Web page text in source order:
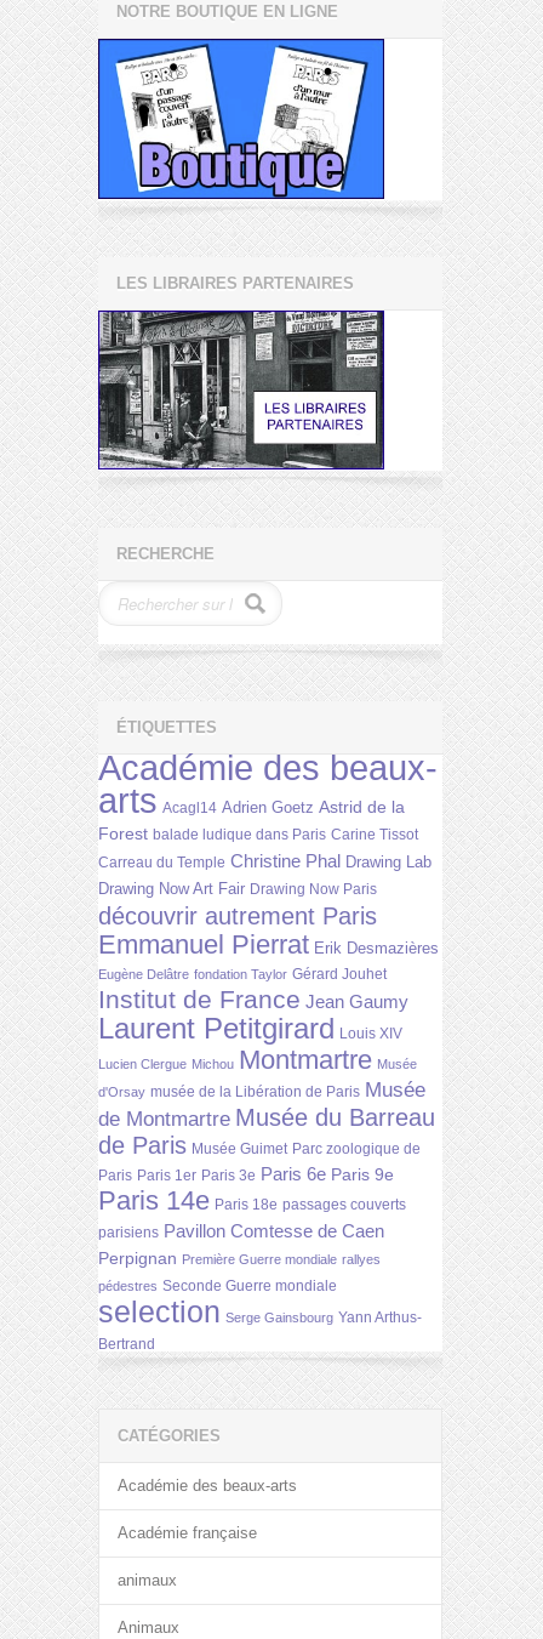
NOTRE BOUTIQUE EN LIGNE
LES LIBRAIRES PARTENAIRES
RECHERCHE
ÉTIQUETTES
Académie des beaux-
arts Acagl14 Adrien Goetz Astrid de la
Forest balade ludique dans Paris Carine Tissot
Carreau du Temple Christine Phal Drawing Lab
Drawing Now Art Fair Drawing Now Paris
découvrir autrement Paris
Emmanuel Pierrat Erik Desmazières
Eugène Delâtre fondation Taylor Gérard Jouhet
Institut de France Jean Gaumy
Laurent Petitgirard Louis XIV
Lucien Clergue Michou Montmartre Musée
d'Orsay musée de la Libération de Paris Musée
de Montmartre Musée du Barreau
de Paris Musée Guimet Parc zoologique de
Paris Paris 1er Paris 3e Paris 6e Paris 9e
Paris 14e Paris 18e passages couverts
parisiens Pavillon Comtesse de Caen
Perpignan Première Guerre mondiale rallyes
pédestres Seconde Guerre mondiale
selection Serge Gainsbourg Yann Arthus-
Bertrand
CATÉGORIES
Académie des beaux-arts
Académie française
animaux
Animaux